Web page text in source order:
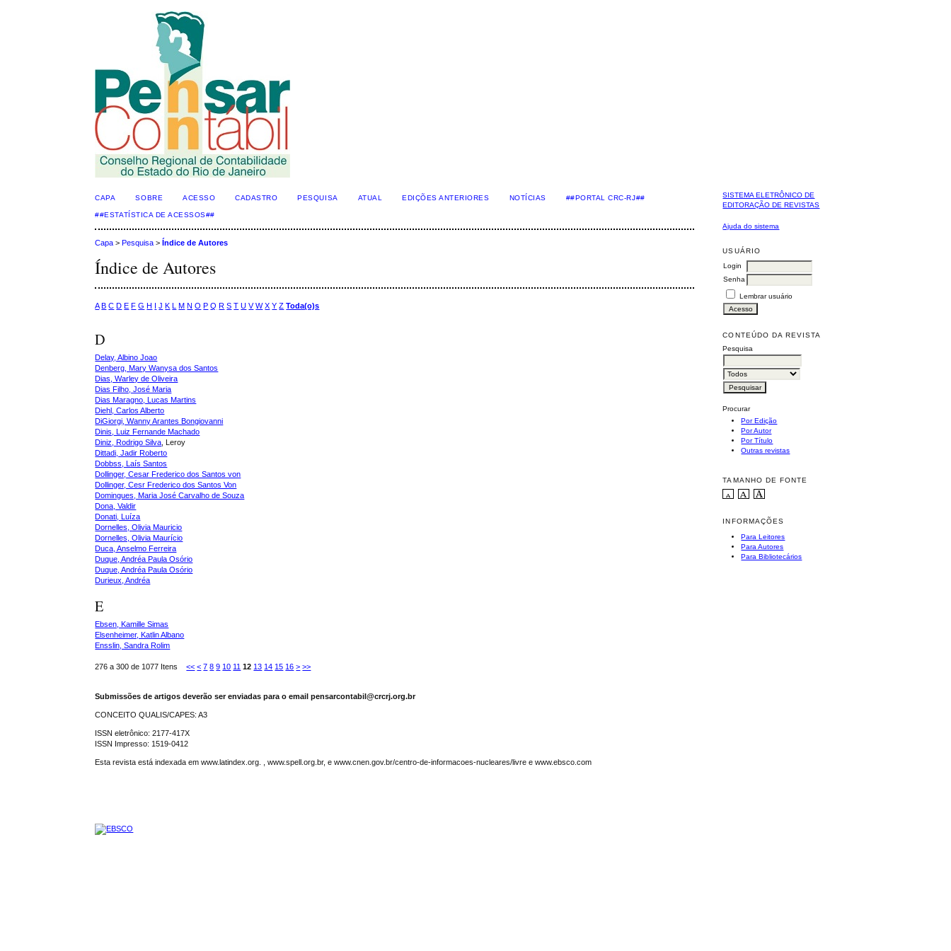
SISTEMA ELETRÔNICO DE
EDITORAÇÃO DE REVISTAS
Ajuda do sistema
USUÁRIO
Login
Senha
Lembrar usuário
CONTEÚDO DA REVISTA
Pesquisa
Procurar
Por Edição
Por Autor
Por Título
Outras revistas
TAMANHO DE FONTE
INFORMAÇÕES
Para Leitores
Para Autores
Para Bibliotecários
CAPA SOBRE ACESSO CADASTRO PESQUISA ATUAL EDIÇÕES ANTERIORES NOTÍCIAS ##PORTAL CRC-RJ##
##ESTATÍSTICA DE ACESSOS##
Capa >Pesquisa >Índice de Autores
Índice de Autores
A B C D E F G H I J K L M N O P Q R S T U V W X Y Z Toda(o)s
D
Delay, Albino Joao
Denberg, Mary Wanysa dos Santos
Dias, Warley de Oliveira
Dias Filho, José Maria
Dias Maragno, Lucas Martins
Diehl, Carlos Alberto
DiGiorgi, Wanny Arantes Bongiovanni
Dinis, Luiz Fernande Machado
Diniz, Rodrigo Silva , Leroy
Dittadi, Jadir Roberto
Dobbss, Laís Santos
Dollinger, Cesar Frederico dos Santos von
Dollinger, Cesr Frederico dos Santos Von
Domingues, Maria José Carvalho de Souza
Dona, Valdir
Donati, Luíza
Dornelles, Olivia Mauricio
Dornelles, Olivia Maurício
Duca, Anselmo Ferreira
Duque, Andréa Paula Osório
Duque, Andréa Paula Osório
Durieux, Andréa
E
Ebsen, Kamille Simas
Elsenheimer, Katlin Albano
Ensslin, Sandra Rolim
276 a 300 de 1077 Itens<< < 7 8 9 10 11 12 13 14 15 16 > >>
Submissões de artigos deverão ser enviadas para o email pensarcontabil@crcrj.org.br
CONCEITO QUALIS/CAPES: A3
ISSN eletrônico: 2177-417X
ISSN Impresso: 1519-0412
Esta revista está indexada em www.latindex.org. , www.spell.org.br, e www.cnen.gov.br/centro-de-informacoes-nucleares/livre e www.ebsco.com